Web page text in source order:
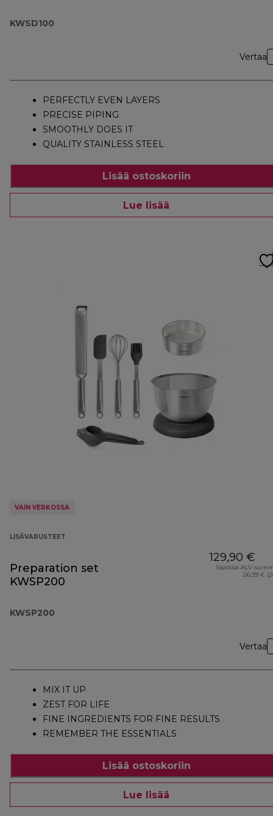
KWSD100
Vertaa
PERFECTLY EVEN LAYERS
PRECISE PIPING
SMOOTHLY DOES IT
QUALITY STAINLESS STEEL
Lisää ostoskoriin
Lue lisää
VAIN VERKOSSA
LISÄVARUSTEET
Preparation set
KWSP200
KWSP200
129,90 €
Sisältää ALV-
26,39 €
Vertaa
MIX IT UP
ZEST FOR LIFE
FINE INGREDIENTS FOR FINE RESULTS
REMEMBER THE ESSENTIALS
Lisää ostoskoriin
Lue lisää